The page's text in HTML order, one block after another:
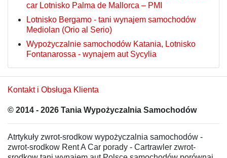
car Lotnisko Palma de Mallorca – PMI
Lotnisko Bergamo - tani wynajem samochodów
Mediolan (Orio al Serio)
Wypożyczalnie samochodów Katania, Lotnisko
Fontanarossa - wynajem aut Sycylia
Kontakt i Obsługa Klienta
© 2014 - 2026 Tania Wypożyczalnia Samochodów
Atrtykuły zwrot-srodkow wypożyczalnia samochodów -
zwrot-srodkow Rent A Car porady - Cartrawler zwrot-